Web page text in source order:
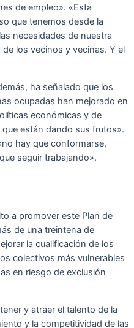
de empleo». «Esta
que tenemos desde la
necesidades de nuestra
los vecinos y vecinas. Y el
ha señalado que los
ocupadas han mejorado en
económicas y de
están dando sus frutos».
hay que conformarse,
seguir trabajando».
a promover este Plan de
de una treintena de
la cualificación de los
colectivos más vulnerables
en riesgo de exclusión
y atraer el talento de la
y la competitividad de las